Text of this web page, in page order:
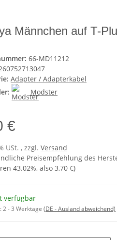
Männchen auf T-
66-MD11212
Adapter / Adapterkabel
Modster
€
USt. , zzgl. Versand
Preisempfehlung des
43.02%, also 3,70 €)
verfügbar
2 - 3 Werktage (DE - Ausland abweichend)